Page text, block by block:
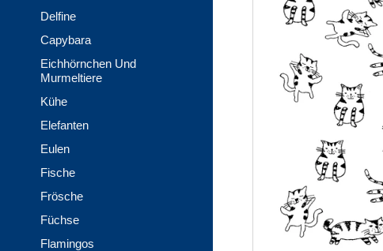
Delfine
Capybara
Eichhörnchen Und
Murmeltiere
Kühe
Elefanten
Eulen
Fische
Frösche
Füchse
Flamingos